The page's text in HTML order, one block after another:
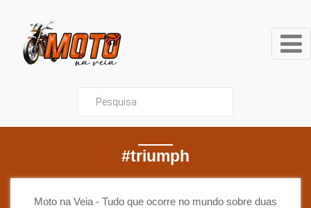
Moto na Veia - Tudo que
#triumph
Moto na Veia - Tudo que ocorre no mundo sobre duas